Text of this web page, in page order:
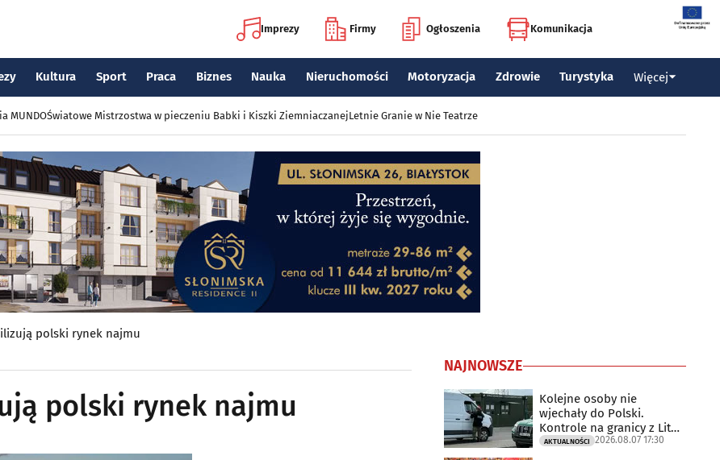
Imprezy Firmy Ogłoszenia Komunikacja
Kultura Sport Praca Biznes Nauka Nieruchomości Motoryzacja Zdrowie Turystyka Więcej
MUNDOŚwiatowe Mistrzostwa w pieczeniu Babki i Kiszki ZiemniaczanejLetnie Granie w Nie Teatrze
polski rynek najmu
polski rynek najmu
NAJNOWSZE
Kolejne osoby nie
wjechały do Polski.
Kontrole na granicy z Litwą
trwają
AKTUALNOŚCI 2026.08.07 17:30